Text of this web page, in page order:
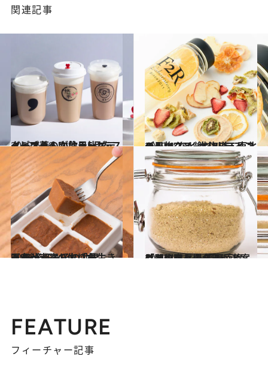
関連記事
2019.6.16
タピオカの次はチーズティーブーム!? 注目5品をスイーツ芸人が飲み比べ
グルメ 2019.6.15
デトックス“飲むドライフルーツ”など 北海道・東北の果物スイーツBEST7
グルメ
2018.12.29
医者が考案した「長生きみそ汁」 みその効果と“みそ玉”の作り方
グルメ 2019.4.7
ダイエットの名医が考案した秘密兵器 高野豆腐「即やせパウダー」とは？
ライフスタイル
FEATURE
フィーチャー記事